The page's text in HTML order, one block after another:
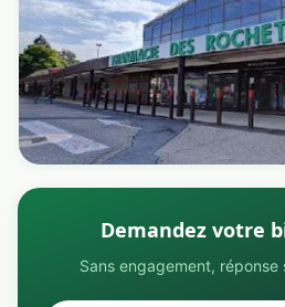
Demandez votre
Sans engagement, réponse